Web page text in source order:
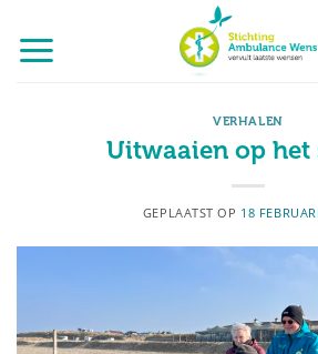
naar
inhoud
VERHALEN
Uitwaaien op het
GEPLAATST OP 18